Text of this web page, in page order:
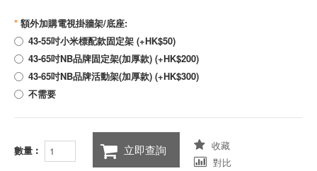
* 額外加購電視掛牆架/底座:
43-55吋小米標配款固定架 (+HK$50)
43-65吋NB品牌固定架(加厚款) (+HK$200)
43-65吋NB品牌活動架(加厚款) (+HK$300)
不需要
數量︰ 立即查詢
收藏
對比